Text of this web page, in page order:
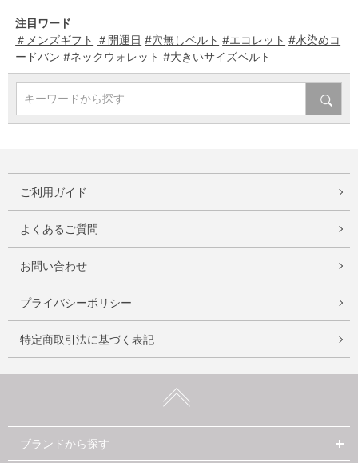
注目ワード
＃メンズギフト ＃開運日 #穴無しベルト #エコレット #水染めコ
ードバン #ネックウォレット #大きいサイズベルト
キーワードから探す
ご利用ガイド
よくあるご質問
お問い合わせ
プライバシーポリシー
特定商取引法に基づく表記
ブランドから探す